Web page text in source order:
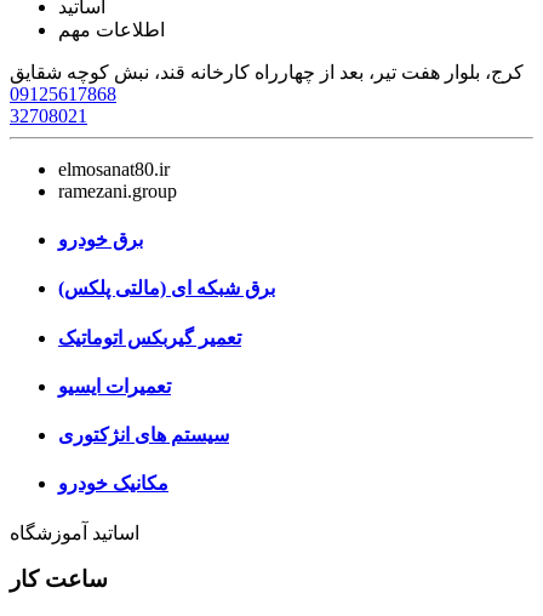
اساتید
اطلاعات مهم
کرج، بلوار هفت تیر، بعد از چهارراه کارخانه قند، نبش کوچه شقایق
09125617868
32708021
elmosanat80.ir
ramezani.group
برق خودرو
برق شبکه ای (مالتی پلکس)
تعمیر گیربکس اتوماتیک
تعمیرات ایسیو
سیستم های انژکتوری
مکانیک خودرو
اساتید آموزشگاه
ساعت کار